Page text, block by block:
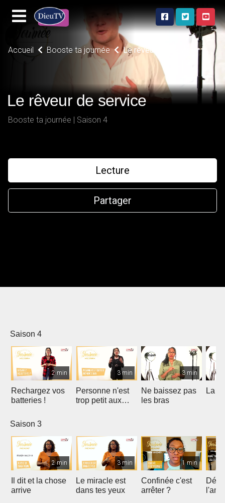
Accueil Booste ta journée Le rêveur de service
Le rêveur de service
Booste ta journée | Saison 4
Lecture
Partager
Saison 4
2 min
Rechargez vos
batteries !
3 min
Personne n'est
trop petit aux
3 min
Ne baissez pas
les bras
La
Saison 3
2 min
Il dit et la chose
arrive
3 min
Le miracle est
dans tes yeux
1 min
Confinée c'est
arrêter ?